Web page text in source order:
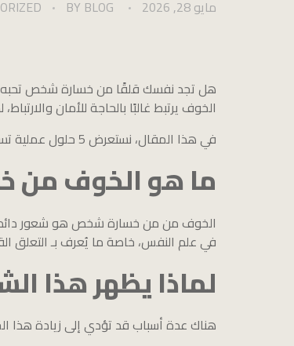
مايو 28, 2026 BY BLOG
هل تجد نفسك قلقًا من خسارة شخص
الخوف يرتبط غالبًا بالحاجة للأمان
في هذا المقال، نستعرض 5 حلول عملية تساعدك على التعامل مع هذا الشعور بطريقة صحية ومتوازنة.
ما هو الخوف
الخوف من من خسارة شخص هو شعور دائم أو
في علم النفس، خاصة ما يُعرف بـ التعلق
لماذا يظهر هذا
هناك عدة أسباب قد تؤدي إلى زيادة